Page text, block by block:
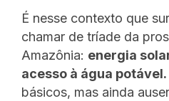
É nesse contexto que
chamar de tríade da
Amazônia: energia
acesso à água potável.
básicos, mas ainda